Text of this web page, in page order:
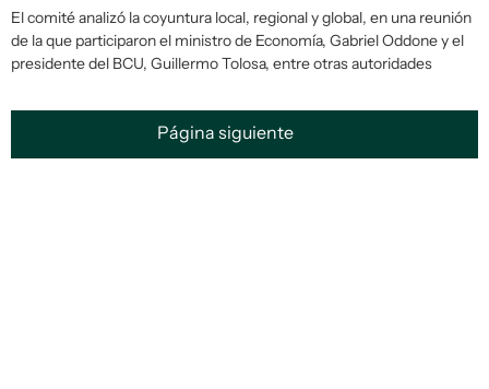
El comité analizó la coyuntura local, regional y global, en una reunión
de la que participaron el ministro de Economía, Gabriel Oddone y el
presidente del BCU, Guillermo Tolosa, entre otras autoridades
Página siguiente